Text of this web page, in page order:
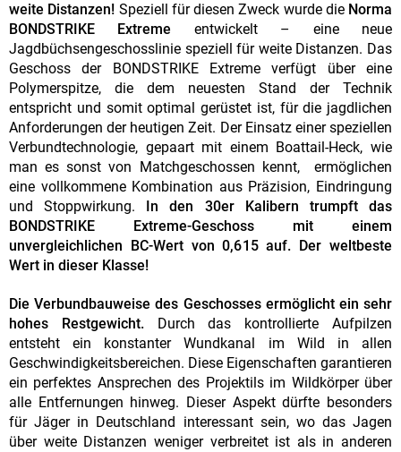
weite Distanzen! Speziell für diesen Zweck wurde die Norma
BONDSTRIKE Extreme entwickelt – eine neue
Jagdbüchsengeschosslinie speziell für weite Distanzen. Das
Geschoss der BONDSTRIKE Extreme verfügt über eine
Polymerspitze, die dem neuesten Stand der Technik
entspricht und somit optimal gerüstet ist, für die jagdlichen
Anforderungen der heutigen Zeit. Der Einsatz einer speziellen
Verbundtechnologie, gepaart mit einem Boattail-Heck, wie
man es sonst von Matchgeschossen kennt, ermöglichen
eine vollkommene Kombination aus Präzision, Eindringung
und Stoppwirkung.
In den 30er Kalibern trumpft das
BONDSTRIKE Extreme-Geschoss mit einem
unvergleichlichen BC-Wert von 0,615 auf. Der weltbeste
Wert in dieser Klasse!
Die Verbundbauweise des Geschosses ermöglicht ein sehr
hohes Restgewicht.Durch das kontrollierte Aufpilzen
entsteht ein konstanter Wundkanal im Wild in allen
Geschwindigkeitsbereichen. Diese Eigenschaften garantieren
ein perfektes Ansprechen des Projektils im Wildkörper über
alle Entfernungen hinweg. Dieser Aspekt dürfte besonders
für Jäger in Deutschland interessant sein, wo das Jagen
über weite Distanzen weniger verbreitet ist als in anderen